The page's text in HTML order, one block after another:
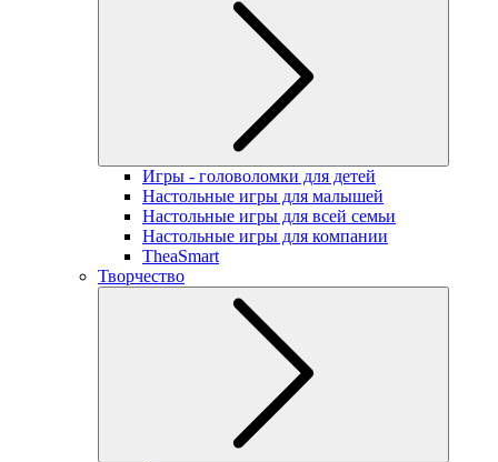
Игры - головоломки для детей
Настольные игры для малышей
Настольные игры для всей семьи
Настольные игры для компании
TheaSmart
Творчество